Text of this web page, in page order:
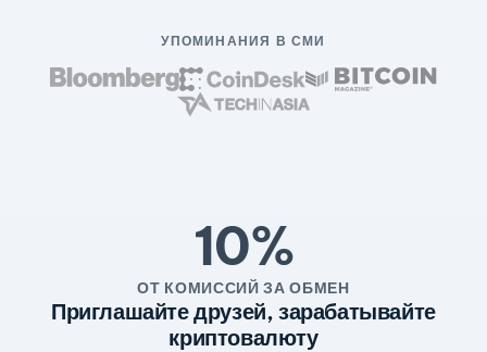
УПОМИНАНИЯ В СМИ
10%
ОТ КОМИССИЙ ЗА ОБМЕН
Приглашайте друзей, зарабатывайте
криптовалюту